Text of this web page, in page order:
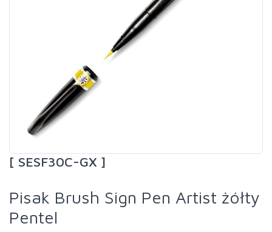
[ SESF30C-GX ]
Pisak Brush Sign Pen Artist żółty
Pentel